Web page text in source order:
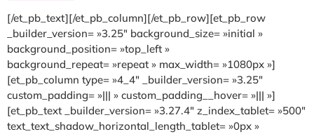
[/et_pb_text][/et_pb_column][/et_pb_row][et_pb_row
_builder_version= »3.25″ background_size= »initial »
background_position= »top_left »
background_repeat= »repeat » max_width= »1080px »]
[et_pb_column type= »4_4″ _builder_version= »3.25″
custom_padding= »||| » custom_padding__hover= »||| »]
[et_pb_text _builder_version= »3.27.4″ z_index_tablet= »500″
text_text_shadow_horizontal_length_tablet= »0px »